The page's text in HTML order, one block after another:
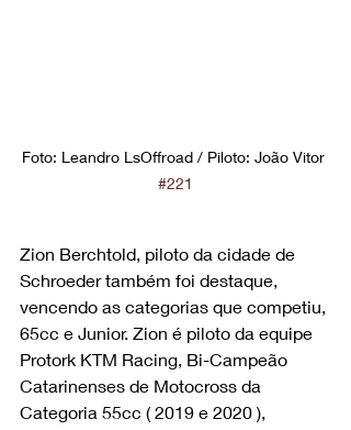
Foto: Leandro LsOffroad / Piloto: João Vitor
#221
Zion Berchtold, piloto da cidade de
Schroeder também foi destaque,
vencendo as categorias que competiu,
65cc e Junior. Zion é piloto da equipe
Protork KTM Racing, Bi-Campeão
Catarinenses de Motocross da
Categoria 55cc ( 2019 e 2020 ),